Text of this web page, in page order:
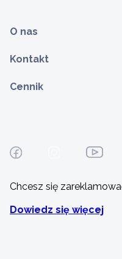
O nas
Kontakt
Cennik
Chcesz się
Dowiedz się więcej